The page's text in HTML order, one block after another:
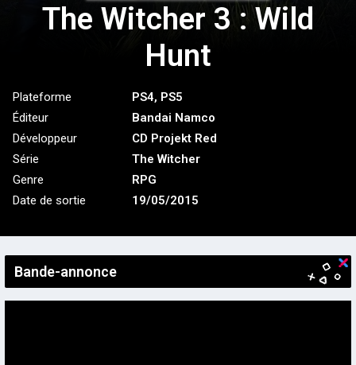
The Witcher 3 : Wild
Hunt
Plateforme PS4, PS5
Éditeur
Bandai Namco
Développeur
CD Projekt Red
Série
The Witcher
Genre
RPG
Date de sortie
19/05/2015
Bande-annonce